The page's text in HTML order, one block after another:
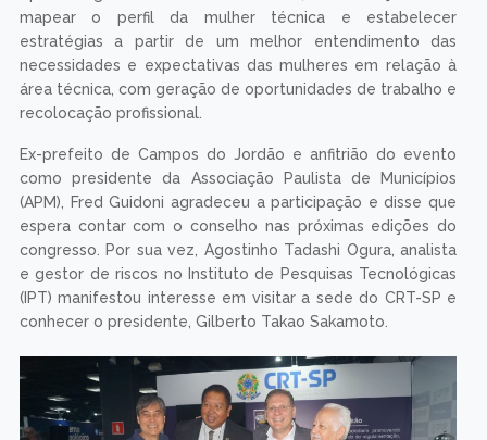
mapear o perfil da mulher técnica e estabelecer
estratégias a partir de um melhor entendimento das
necessidades e expectativas das mulheres em relação à
área técnica, com geração de oportunidades de trabalho e
recolocação profissional.
Ex-prefeito de Campos do Jordão e anfitrião do evento
como presidente da Associação Paulista de Municípios
(APM), Fred Guidoni agradeceu a participação e disse que
espera contar com o conselho nas próximas edições do
congresso. Por sua vez, Agostinho Tadashi Ogura, analista
e gestor de riscos no Instituto de Pesquisas Tecnológicas
(IPT) manifestou interesse em visitar a sede do CRT-SP e
conhecer o presidente, Gilberto Takao Sakamoto.